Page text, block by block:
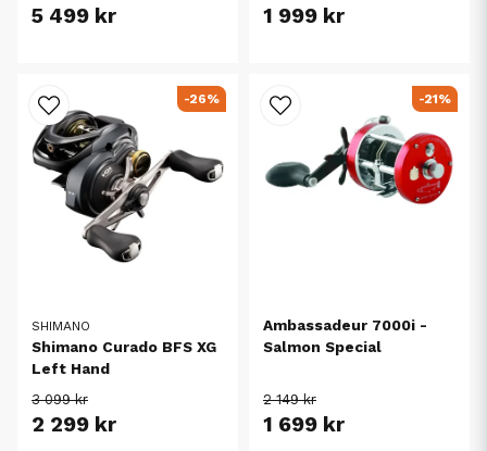
5 499 kr 1 999 kr
SHIMANO
Shimano Curado BFS XG
Left Hand
3 099 kr
2 299 kr
-26%
Ambassadeur 7000i -
Salmon Special
2 149 kr
1 699 kr
-21%